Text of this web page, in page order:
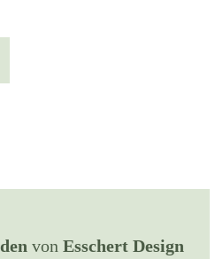
von Esschert Design